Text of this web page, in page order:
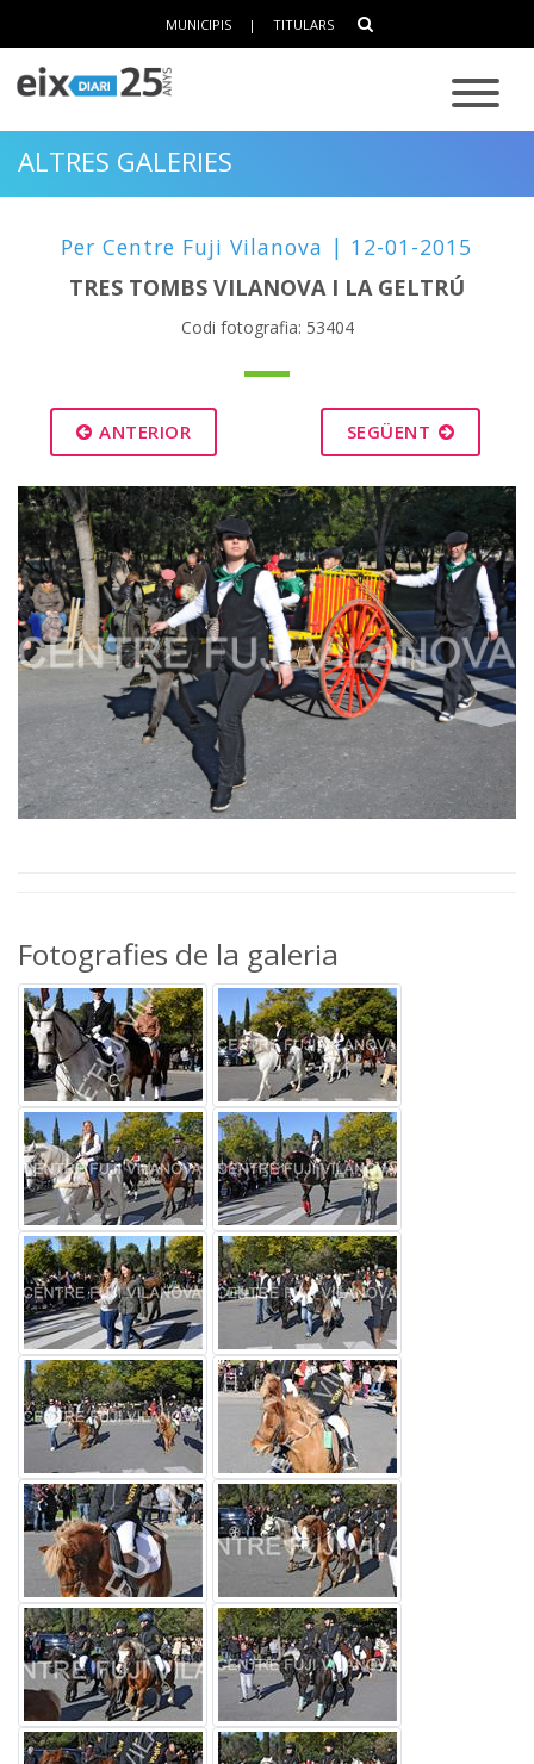
MUNICIPIS | TITULARS
ALTRES GALERIES
Per Centre Fuji Vilanova | 12-01-2015
TRES TOMBS VILANOVA I LA GELTRÚ
Codi fotografia: 53404
ANTERIOR SEGÜENT
Fotografies de la galeria